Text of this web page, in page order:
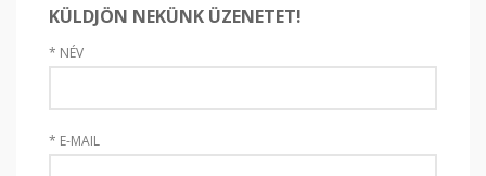
KÜLDJÖN NEKÜNK ÜZENETET!
* NÉV
* E-MAIL